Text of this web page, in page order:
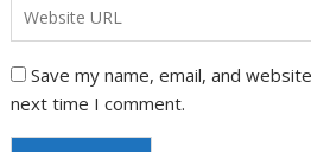
Save my name, email, and
next time I comment.